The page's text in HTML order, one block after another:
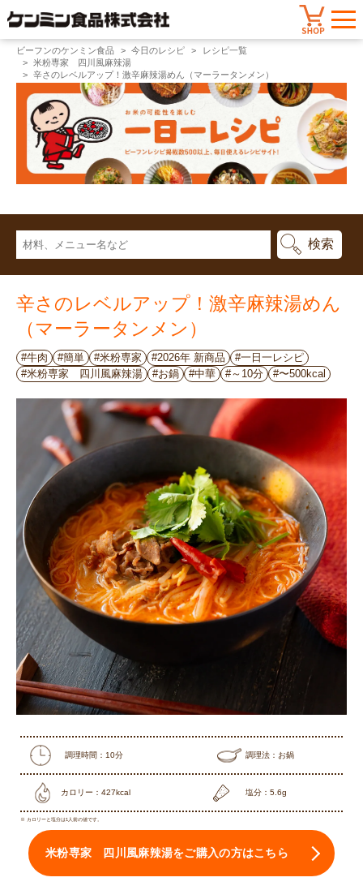
ビーフンのケンミン食品 今日のレシピ
レシピ一覧
米粉専家 四川風麻辣湯
辛さのレベルアップ！激辛麻辣湯めん（マーラータンメン）
辛さのレベルアップ！激辛麻辣湯めん
（マーラータンメン）
#牛肉 #簡単 #米粉専家 #2026年 新商品
#一日一レシピ
#米粉専家 四川風麻辣湯
#お鍋 #中華 #～10分 #〜500kcal
調理時間：10分 調理法：お鍋
カロリー：427kcal 塩分：5.6g
※ カロリーと塩分は1人前の値です。
米粉専家 四川風麻辣湯をご購入の方はこちら